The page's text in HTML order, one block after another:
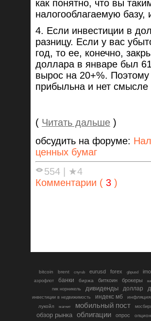
как понятно, что вы
налогооблагаемую базу,
4. Если инвестиции в
разницу. Если у вас
год, то ее, конечно,
доллара в январе был
вырос на 20+%. Поэтому
прибыльна и нет смысле
( Читать дальше )
обсудить на форуме:
ценных бумаг
554
★4
Комментарии ( 3 )
bitcoin brent cnyrub eurusd forex gbpusd
аэрофлот банки биржа биткоин брокеры
гмк норникель
дивиденды доллар
инвестиции в недвижимость индекс мб
инфляция
лукойл
магнит мобильный пост
обзор рынка облигации опрос